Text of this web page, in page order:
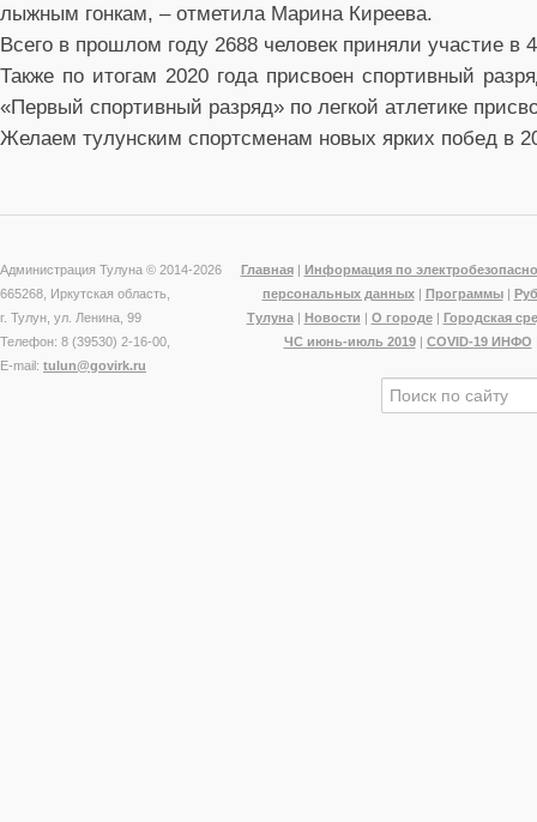
лыжным гонкам, – отметила Марина Киреева.
Всего в прошлом году 2688 человек приняли участие в
Также по итогам 2020 года присвоен спортивный
«Первый спортивный разряд» по легкой атлетике
Желаем тулунским спортсменам новых ярких побед в
Администрация Тулуна © 2014-2026
665268, Иркутская область,
г. Тулун, ул. Ленина, 99
Телефон: 8 (39530) 2-16-00,
E-mail: tulun@govirk.ru
Главная| Информация по
персональных данных| Программы|
Тулуна| Новости | О городе| Городская
ЧС июнь-июль 2019| COVID-19 ИНФО